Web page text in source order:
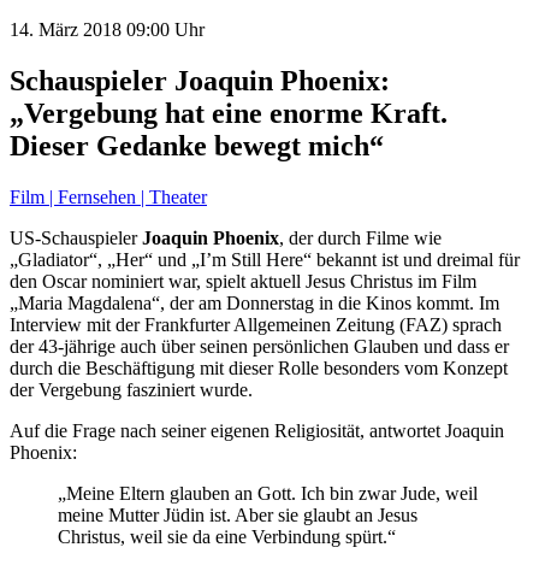
14. März 2018 09:00 Uhr
Schauspieler Joaquin Phoenix:
„Vergebung hat eine enorme Kraft.
Dieser Gedanke bewegt mich“
Film | Fernsehen | Theater
US-SchauspielerJoaquin Phoenix, der durch Filme wie
„Gladiator“, „Her“ und „I’m Still Here“ bekannt ist und dreimal für
den Oscar nominiert war, spielt aktuell Jesus Christus im Film
„Maria Magdalena“, der am Donnerstag in die Kinos kommt. Im
Interview mit der Frankfurter Allgemeinen Zeitung (FAZ) sprach
der 43-jährige auch über seinen persönlichen Glauben und dass er
durch die Beschäftigung mit dieser Rolle besonders vom Konzept
der Vergebung fasziniert wurde.
Auf die Frage nach seiner eigenen Religiosität, antwortet Joaquin
Phoenix:
„Meine Eltern glauben an Gott. Ich bin zwar Jude, weil
meine Mutter Jüdin ist. Aber sie glaubt an Jesus
Christus, weil sie da eine Verbindung spürt.“